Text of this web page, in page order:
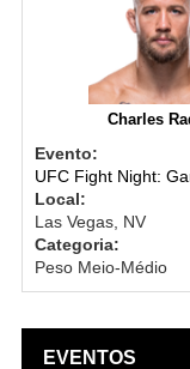
Charles
Evento:
UFC Fight Night:
Local:
Las Vegas, NV
Categoria:
Peso Meio-Médio
EVENTOS